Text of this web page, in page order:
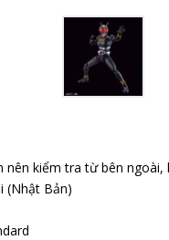
nên kiểm tra từ bên
(Nhật Bản)